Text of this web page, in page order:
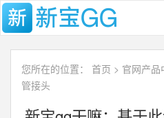
您所在的位置： 首页 > 官网产品
管接头